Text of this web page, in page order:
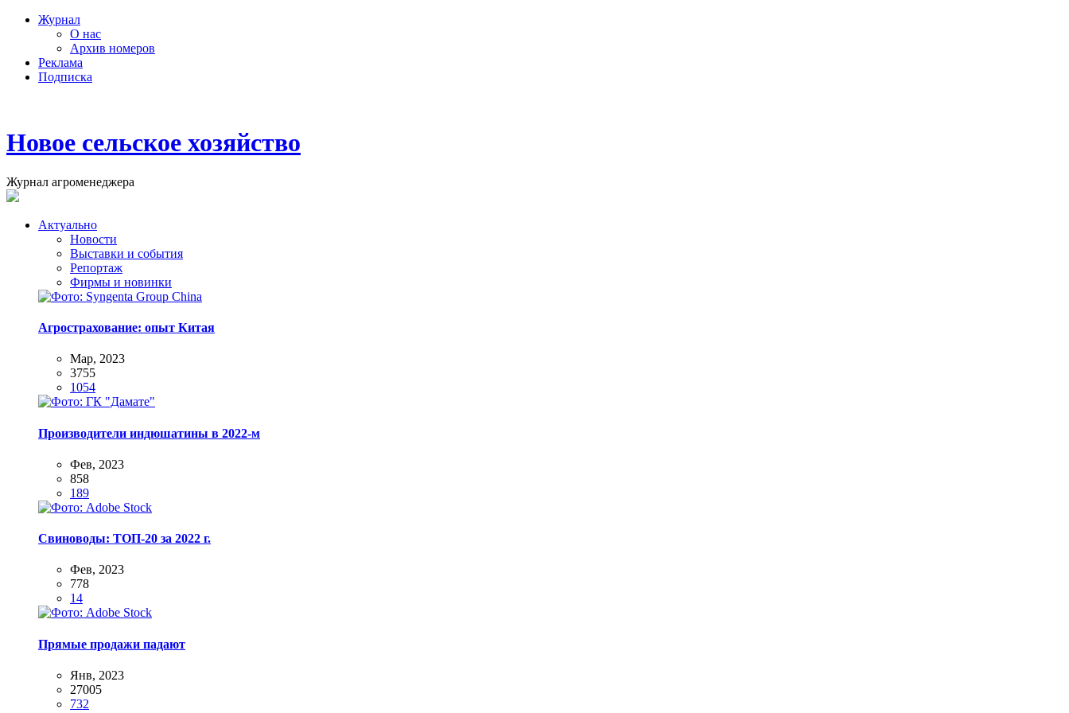
Журнал
О нас
Архив номеров
Реклама
Подписка
Новое сельское хозяйство
Журнал агроменеджера
Актуально
Новости
Выставки и события
Репортаж
Фирмы и новинки
Агрострахование: опыт Китая
Мар, 2023
3755
1054
Производители индюшатины в 2022-м
Фев, 2023
858
189
Свиноводы: ТОП-20 за 2022 г.
Фев, 2023
778
14
Прямые продажи падают
Янв, 2023
27005
732